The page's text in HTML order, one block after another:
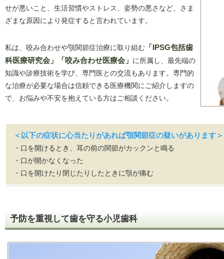
せが悪いこと、生活習慣やストレス、姿勢の悪さなど、さま
ざまな原因により発症すると言われています。
私は、咬み合わせや顎関節症治療に取り組む 「IPSG包括歯
科医療研究会」「咬み合わせ医療会」 に所属し、最先端の
知識や診療技術を学び、専門医との交流もあります。専門的
な治療が必要な場合は信頼できる医療機関にご紹介しますの
で、お悩みや不安を抱えている方はご相談ください。
＜以下の症状に心当たりがあれば顎関節症の疑いがあります＞
・口を開けるとき、耳の前の関節がカックンと鳴る
・口が開かなくなった
・口を開けたり閉じたりしたときに顎が痛む
予防を重視して歯を守る小児歯科